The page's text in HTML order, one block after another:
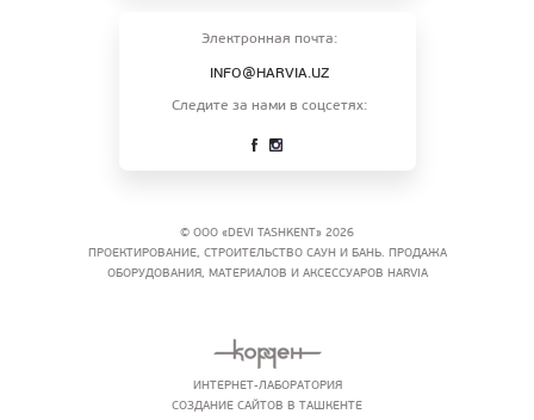
Электронная почта:
INFO@HARVIA.UZ
Следите за нами в соцсетях:
© ООО «DEVI TASHKENT» 2026
ПРОЕКТИРОВАНИЕ, СТРОИТЕЛЬСТВО САУН И БАНЬ. ПРОДАЖА
ОБОРУДОВАНИЯ, МАТЕРИАЛОВ И АКСЕССУАРОВ HARVIA
ИНТЕРНЕТ-ЛАБОРАТОРИЯ
СОЗДАНИЕ САЙТОВ В ТАШКЕНТЕ